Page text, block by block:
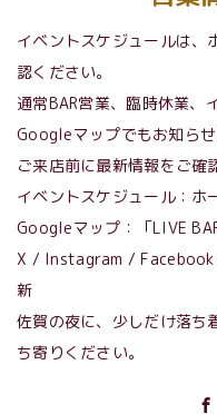
イベントスケジュールは、
認ください。
通常BAR営業、臨時休業、
Googleマップでもお知らせ
ご来店前に最新情報をご確
イベントスケジュール：ホ
Googleマップ：「LIVE
X / Instagram / Facebook
新
佐賀の夜に、少しだけ落ち
ち寄りください。